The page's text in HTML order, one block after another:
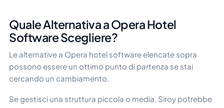
Quale Alternativa a Opera Hotel
Software Scegliere?
Le alternative a Opera hotel software elencate sopra
possono essere un ottimo punto di partenza se stai
cercando un cambiamento.
Se gestisci una struttura piccola o media, Siroy potrebbe